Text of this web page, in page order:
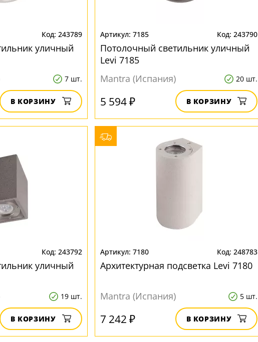
243789
уличный
7 шт.
В КОРЗИНУ
7185 243790
Потолочный светильник уличный
Levi 7185
Mantra (Испания)
20 шт.
5 594 ₽ В КОРЗИНУ
243792
уличный
19 шт.
В КОРЗИНУ
7180 248783
Архитектурная подсветка Levi 7180
Mantra (Испания) 5 шт.
7 242 ₽ В КОРЗИНУ